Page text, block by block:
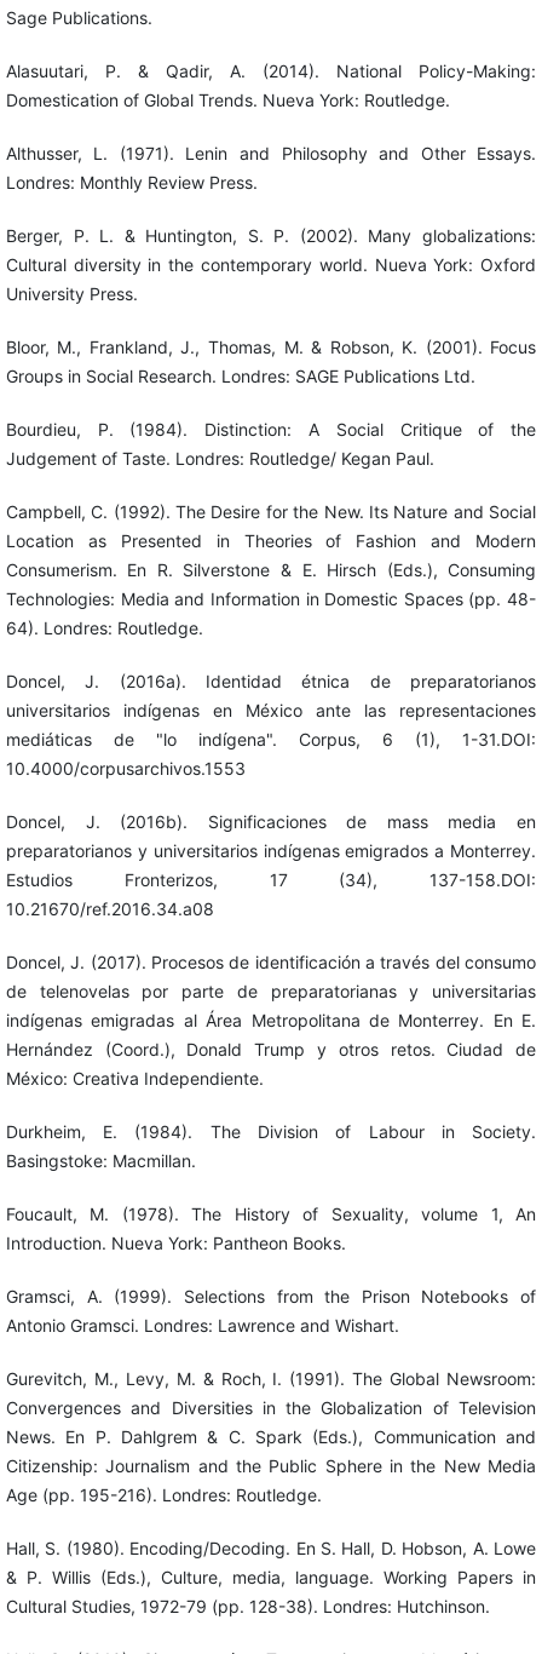
Sage Publications.
Alasuutari, P. & Qadir, A. (2014). National Policy-Making:
Domestication of Global Trends. Nueva York: Routledge.
Althusser, L. (1971). Lenin and Philosophy and Other Essays.
Londres: Monthly Review Press.
Berger, P. L. & Huntington, S. P. (2002). Many globalizations:
Cultural diversity in the contemporary world. Nueva York: Oxford
University Press.
Bloor, M., Frankland, J., Thomas, M. & Robson, K. (2001). Focus
Groups in Social Research. Londres: SAGE Publications Ltd.
Bourdieu, P. (1984). Distinction: A Social Critique of the
Judgement of Taste. Londres: Routledge/ Kegan Paul.
Campbell, C. (1992). The Desire for the New. Its Nature and Social
Location as Presented in Theories of Fashion and Modern
Consumerism. En R. Silverstone & E. Hirsch (Eds.), Consuming
Technologies: Media and Information in Domestic Spaces (pp. 48-
64). Londres: Routledge.
Doncel, J. (2016a). Identidad étnica de preparatorianos
universitarios indígenas en México ante las representaciones
mediáticas de "lo indígena". Corpus, 6 (1), 1-31.DOI:
10.4000/corpusarchivos.1553
Doncel, J. (2016b). Significaciones de mass media en
preparatorianos y universitarios indígenas emigrados a Monterrey.
Estudios Fronterizos, 17 (34), 137-158.DOI:
10.21670/ref.2016.34.a08
Doncel, J. (2017). Procesos de identificación a través del consumo
de telenovelas por parte de preparatorianas y universitarias
indígenas emigradas al Área Metropolitana de Monterrey. En E.
Hernández (Coord.), Donald Trump y otros retos. Ciudad de
México: Creativa Independiente.
Durkheim, E. (1984). The Division of Labour in Society.
Basingstoke: Macmillan.
Foucault, M. (1978). The History of Sexuality, volume 1, An
Introduction. Nueva York: Pantheon Books.
Gramsci, A. (1999). Selections from the Prison Notebooks of
Antonio Gramsci. Londres: Lawrence and Wishart.
Gurevitch, M., Levy, M. & Roch, I. (1991). The Global Newsroom:
Convergences and Diversities in the Globalization of Television
News. En P. Dahlgrem & C. Spark (Eds.), Communication and
Citizenship: Journalism and the Public Sphere in the New Media
Age (pp. 195-216). Londres: Routledge.
Hall, S. (1980). Encoding/Decoding. En S. Hall, D. Hobson, A. Lowe
& P. Willis (Eds.), Culture, media, language. Working Papers in
Cultural Studies, 1972-79 (pp. 128-38). Londres: Hutchinson.